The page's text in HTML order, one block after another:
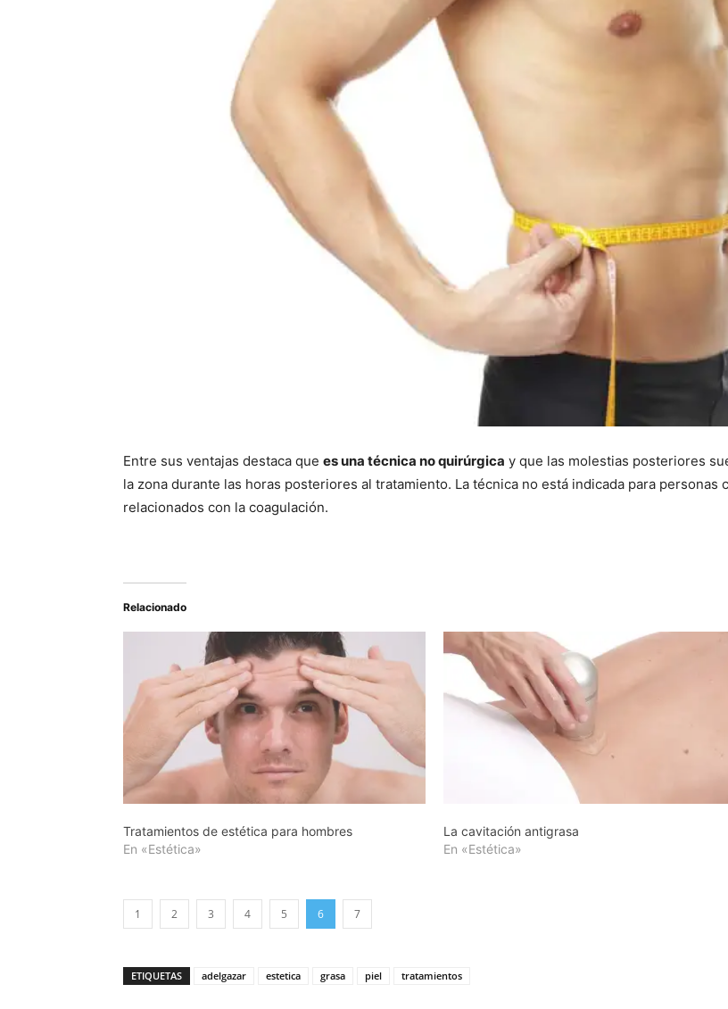
Entre sus ventajas destaca que es una técnica no quirúrgica y que las molestias posteriores
la zona durante las horas posteriores al tratamiento. La técnica no está indicada para
relacionados con la coagulación.
Relacionado
Tratamientos de estética para hombres
En «Estética»
La cavitación antigrasa
En «Estética»
1 2 3 4 5 6 7
ETIQUETAS adelgazar estetica grasa piel tratamientos